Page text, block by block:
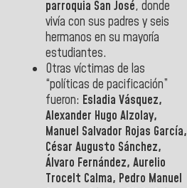
parroquia San José, donde
vivía con sus padres y seis
hermanos en su mayoría
estudiantes.
Otras víctimas de las
“políticas de pacificación”
fueron: Esladia Vásquez,
Alexander Hugo Alzolay,
Manuel Salvador Rojas García,
César Augusto Sánchez,
Álvaro Fernández, Aurelio
Trocelt Calma, Pedro Manuel